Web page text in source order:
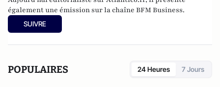
également une émission sur la chaîne BFM Business.
SUIVRE
POPULAIRES 24 Heures 7 Jours